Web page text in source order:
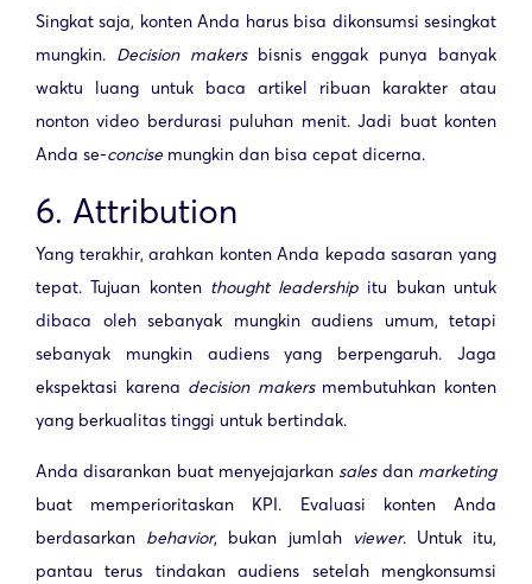
Singkat saja, konten Anda harus bisa dikonsumsi sesingkat
mungkin. Decision makersbisnis enggak punya banyak
waktu luang untuk baca artikel ribuan karakter atau
nonton video berdurasi puluhan menit. Jadi buat konten
Anda se-concise mungkin dan bisa cepat dicerna.
6. Attribution
Yang terakhir, arahkan konten Anda kepada sasaran yang
tepat. Tujuan konten thought leadership itu bukan untuk
dibaca oleh sebanyak mungkin audiens umum, tetapi
sebanyak mungkin audiens yang berpengaruh. Jaga
ekspektasi karena decision makersmembutuhkan konten
yang berkualitas tinggi untuk bertindak.
Anda disarankan buat menyejajarkan salesdan marketing
buat memperioritaskan KPI. Evaluasi konten Anda
berdasarkan behavior, bukan jumlah viewer. Untuk itu,
pantau terus tindakan audiens setelah mengkonsumsi